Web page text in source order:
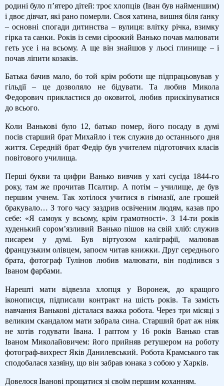
родині було п’ятеро дітей: троє хлопців (Іван був найменшим)
і двоє дівчат, які рано померли. Своя хатина, вишня біля ґанку
– основні спогади дитинства – вулиця: влітку річка, взимку
гірка та санки. Років із семи сіроокий Ванько почав малювати
геть усе і на всьому. А ще він знайшов у льосі глинище – і
почав ліпити козаків.
Батька бачив мало, бо той крім роботи ще підпрацьовував у
гільдії – це дозволяло не бідувати. Та любив Микола
Федорович прикластися до оковитої, любив прискіпуватися
до всього.
Коли Ванькові було 12, батько помер, його посаду в думі
посів старший брат Михайло і теж служив до останнього дня
життя. Середній брат Федір був учителем підготовчих класів
повітового училища.
Перші букви та цифри Ванько вивчив у хаті сусіда 1844-го
року, там же прочитав Псалтир. А потім – училище, де був
першим учнем. Так хотілося учитися в гімназії, але грошей
бракувало… З того часу заздрив освіченим людям, казав про
себе: «Я самоук у всьому, крім грамотності». З 14-ти років
худенький сором’язливий Ванько пішов на свій хліб: служив
писарем у думі. Був віртуозом каліграфії, малював
французьким олівцем, запоєм читав книжки. Друг середнього
брата, фотограф Тулінов любив малювати, він поділився з
Іваном фарбами.
Нарешті мати відвезла хлопця у Воронеж, до кращого
іконописця, підписали контракт на шість років. Та замість
навчання Ванькові дісталася важка робота. Через три місяці з
великим скандалом мати забрала сина. Старший брат аж ніяк
не хотів годувати Івана. І раптом у 16 років Ванько став
Іваном Миколайовичем: його прийняв ретушером на роботу
фотограф-вихрест Яків Данилевський. Робота Крамського так
сподобалася хазяїну, що він забрав юнака з собою у Харків.
Довелося Іванові прощатися зі своїм першим коханням.